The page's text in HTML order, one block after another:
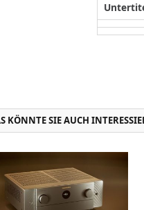
KÖNNTE SIE AUCH